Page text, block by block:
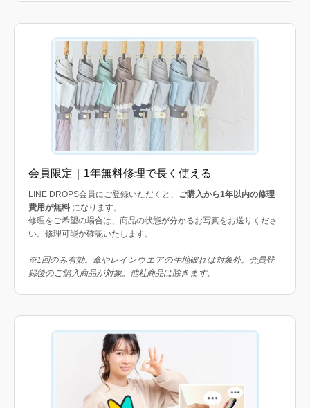
会員限定｜1年無料修理で長く使える
LINE DROPS会員にご登録いただくと、 ご購入から1年以内の修理
費用が無料 になります。
修理をご希望の場合は、商品の状態が分かるお写真をお送りくださ
い。修理可能か確認いたします。
※1回のみ有効。傘やレインウエアの生地破れは対象外。会員登
録後のご購入商品が対象。他社商品は除きます。